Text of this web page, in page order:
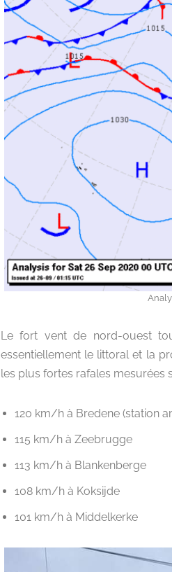
Le fort vent de nord-ouest
essentiellement le littoral et la
les plus fortes rafales mesurées
120 km/h à Bredene (station
115 km/h à Zeebrugge
113 km/h à Blankenberge
108 km/h à Koksijde
101 km/h à Middelkerke